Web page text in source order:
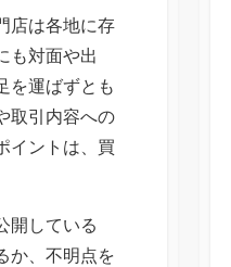
店は各地に存
も対面や出
を運ばずとも
取引内容への
イントは、買
開している
か、不明点を